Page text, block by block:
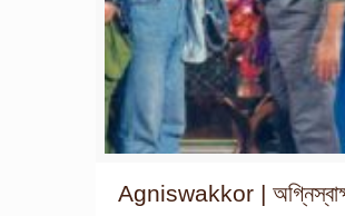
Agniswakkor |